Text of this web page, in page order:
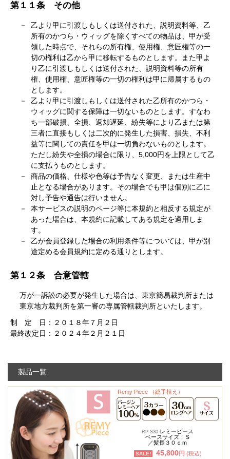
第１１条 その他
乙より甲に引渡しもしくは送付された、説明資料等、乙
所有のかつら・ウィッグを除くすべての物品は、甲が受
領した時点で、それらの所有権、使用権、意匠権等の一
切の権利は乙から甲に移転するものとします。また甲よ
り乙に引渡しもしくは送付された、説明資料等の所有
権、使用権、意匠権等の一切の権利は甲に帰属するもの
とします。
乙より甲に引渡しもしくは送付された乙所有のかつら・
ウィッグに関する保障は一切ないものとします。すなわ
ち一部破損、全損、返却遅延、紛失等により乙または第
三者に直接もしくは二次的に発生した損害、損失、不利
益等に関しての責任を甲は一切負わないものとします。
ただし紛失や全損の場合に限り、5,000円を上限として乙
に支払うものとします。
商品の価格、仕様や色等は予告なく変更、または生産中
止となる場合があります。その場合でも甲は個別に乙に
対し予告や通告は行いません。
本サービスの説明のページ等に本規約と相反する規定が
あった場合は、本規約に記載してある規定を適用しま
す。
乙が会員登録した場合の利用条件等については、甲が別
途定める会員規約に定める通りとします。
第１２条 合意管轄
万が一訴訟の必要が発生した場合は、東京簡易裁判所または
東京地方裁判所を第一審の専属管轄裁判所といたします。
制 定 日：２０１８年７月２日
最終改定日：２０２４年２月２１日
製品一覧
Remy Piece （総手植え）
RP-S30 レミーピース
ベースサイズ：Ｓ
／髪長３０ｃｍ
SALE! 45,800円 (税込)